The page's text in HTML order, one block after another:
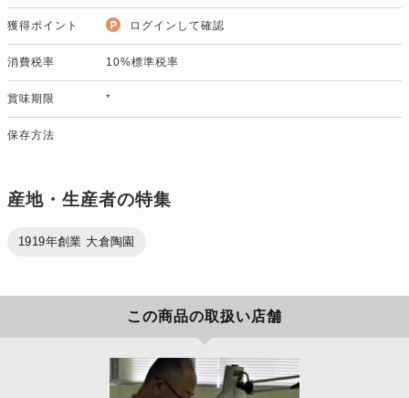
獲得ポイント ログインして確認
消費税率 10%標準税率
賞味期限 *
保存方法
産地・生産者の特集
1919年創業 大倉陶園
この商品の取扱い店舗